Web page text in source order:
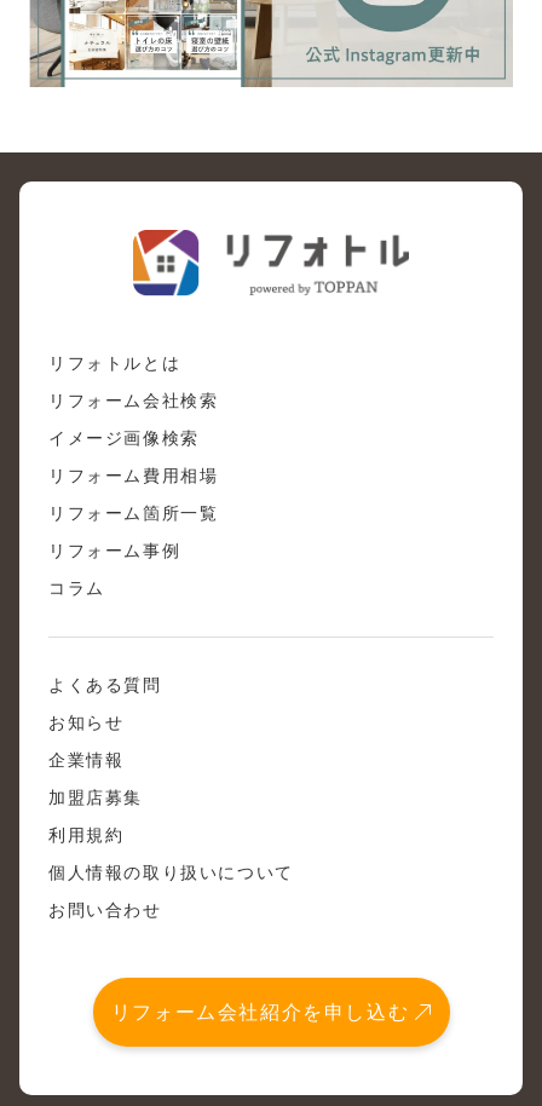
リフォトルとは
リフォーム会社検索
イメージ画像検索
リフォーム費用相場
リフォーム箇所一覧
リフォーム事例
コラム
よくある質問
お知らせ
企業情報
加盟店募集
利用規約
個人情報の取り扱いについて
お問い合わせ
リフォーム会社紹介を申し込む